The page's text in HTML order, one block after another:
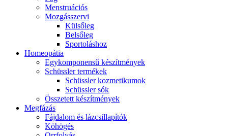
Menstruációs
Mozgásszervi
Külsőleg
Belsőleg
Sportoláshoz
Homeopátia
Egykomponensű készítmények
Schüssler termékek
Schüssler kozmetikumok
Schüssler sók
Összetett készítmények
Megfázás
Fájdalom és lázcsillapítók
Köhögés